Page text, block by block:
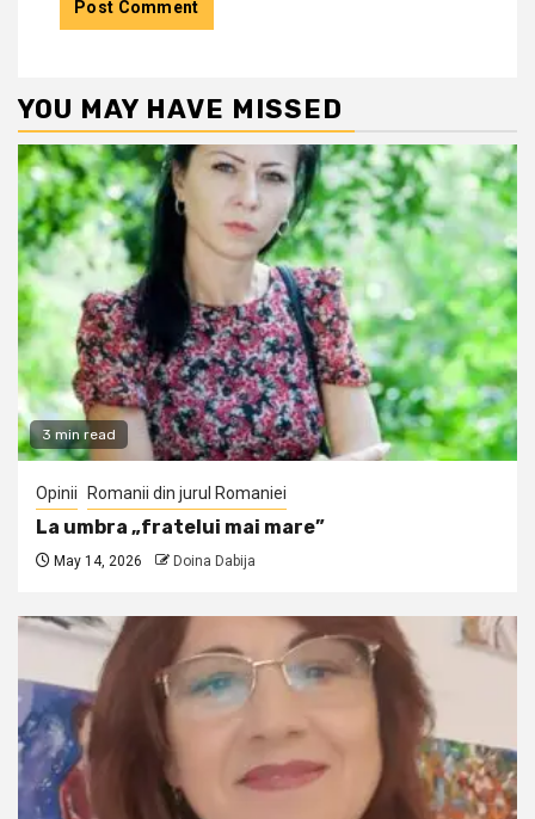
YOU MAY HAVE MISSED
3 min read
Opinii Romanii din jurul Romaniei
La umbra „fratelui mai mare”
May 14, 2026 Doina Dabija